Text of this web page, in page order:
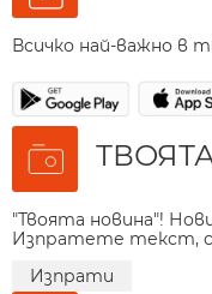
Всичко най-важно в
"Твоята новина"!
Изпратете текст,
Изпрати